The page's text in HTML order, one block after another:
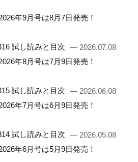
年9月号は8月7日発売！
試し読みと目次 — 2026.07.08
年8月号は7月9日発売！
試し読みと目次 — 2026.06.08
年7月号は6月9日発売！
試し読みと目次 — 2026.05.08
年6月号は5月9日発売！